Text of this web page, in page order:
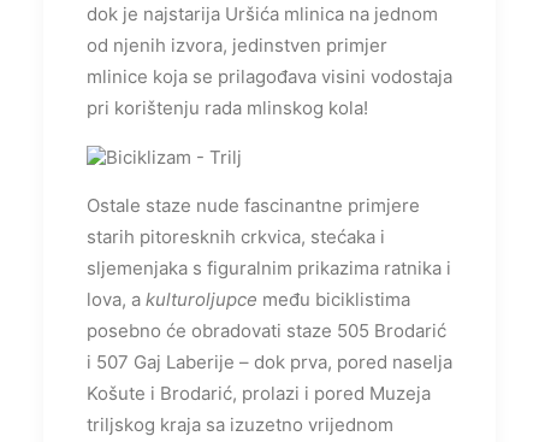
dok je najstarija Uršića mlinica na jednom
od njenih izvora, jedinstven primjer
mlinice koja se prilagođava visini vodostaja
pri korištenju rada mlinskog kola!
Ostale staze nude fascinantne primjere
starih pitoresknih crkvica, stećaka i
sljemenjaka s figuralnim prikazima ratnika i
lova, a kulturoljupce među biciklistima
posebno će obradovati staze 505 Brodarić
i 507 Gaj Laberije – dok prva, pored naselja
Košute i Brodarić, prolazi i pored Muzeja
triljskog kraja sa izuzetno vrijednom